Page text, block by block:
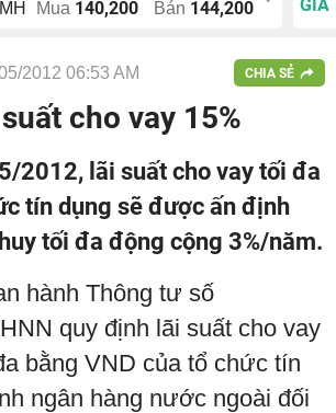
Mua 140,200 Bán 144,200
GIÁ
2012 06:53 AM CHIA SẺ
cho vay 15%
2012, lãi suất cho vay tối đa
tín dụng sẽ được ấn định
tối đa động cộng 3%/năm.
hành Thông tư số
quy định lãi suất cho vay
bằng VND của tổ chức tín
ngân hàng nước ngoài đối